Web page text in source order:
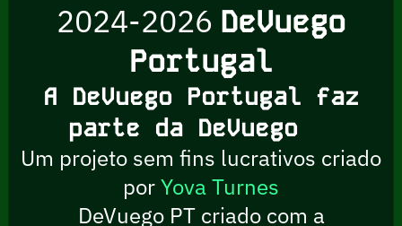
2024-2026 DeVuego
Portugal
A DeVuego Portugal faz
parte da DeVuego
Um projeto sem fins lucrativos criado
porYova Turnes
DeVuego PT criado com a